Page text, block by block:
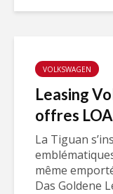
VOLKSWAGEN
Leasing
offres
La Tiguan
même
Das Goldene